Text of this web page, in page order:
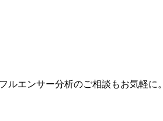
エンサー分析のご相談もお気軽に。